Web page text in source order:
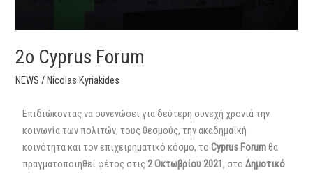
2ο Cyprus Forum
NEWS /Nicolas Kyriakides
Επιδιώκοντας να συνενώσει για δεύτερη συνεχή χρονιά την
κοινωνία των πολιτών, τους θεσμούς, την ακαδημαϊκή
κοινότητα και τον επιχειρηματικό κόσμο, τοCyprus Forumθα
πραγματοποιηθεί φέτος στις 2 Οκτωβρίου 2021, στοΔημοτικό